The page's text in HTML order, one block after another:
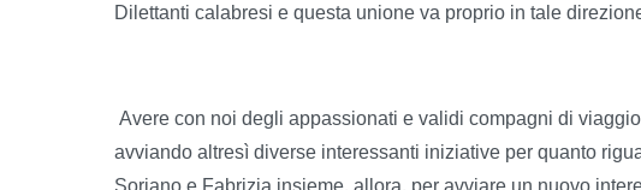
Dilettanti calabresi e questa unione va proprio in tale
Avere con noi degli appassionati e validi compagni di
avviando altresì diverse interessanti iniziative per quanto
Soriano e Fabrizia insieme, allora, per avviare un nuovo